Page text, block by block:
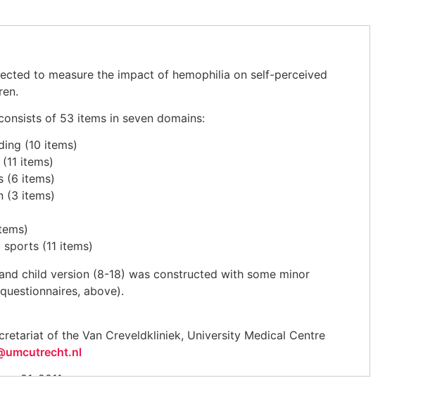
to measure the impact of hemophilia on self-perceived
of 53 items in seven domains:
(10 items)
items)
(6 items)
(3 items)
(11 items)
child version (8-18) was constructed with some minor
above).
of the Van Creveldkliniek, University Medical Centre
21, 2011